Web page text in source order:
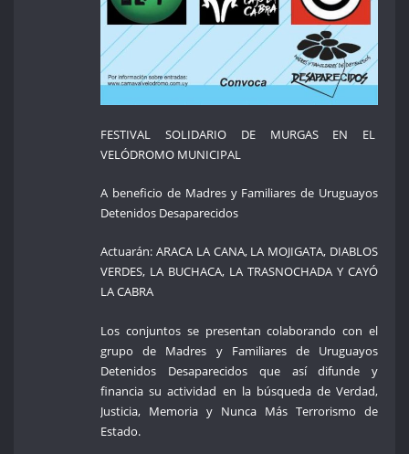
FESTIVAL SOLIDARIO DE MURGAS EN EL
VELÓDROMO MUNICIPAL
A beneficio de Madres y Familiares de Uruguayos
Detenidos Desaparecidos
Actuarán: ARACA LA CANA, LA MOJIGATA, DIABLOS
VERDES, LA BUCHACA, LA TRASNOCHADA Y CAYÓ
LA CABRA
Los conjuntos se presentan colaborando con el
grupo de Madres y Familiares de Uruguayos
Detenidos Desaparecidos que así difunde y
financia su actividad en la búsqueda de Verdad,
Justicia, Memoria y Nunca Más Terrorismo de
Estado.